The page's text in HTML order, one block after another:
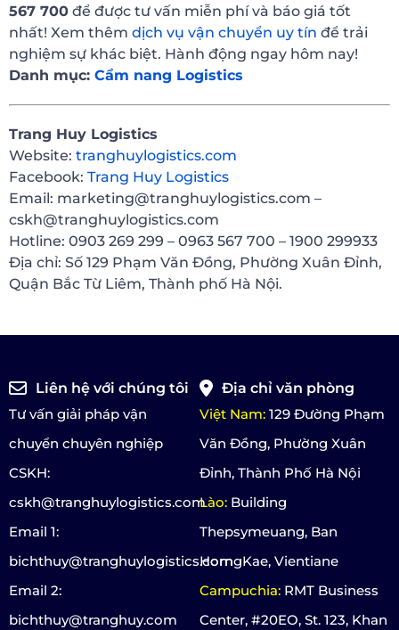
567 700 để được tư vấn miễn phí và báo giá tốt
nhất! Xem thêm dịch vụ vận chuyển uy tín để trải
nghiệm sự khác biệt. Hành động ngay hôm nay!
Danh mục: Cẩm nang Logistics
Trang Huy Logistics
Website: tranghuylogistics.com
Facebook: Trang Huy Logistics
Email: marketing@tranghuylogistics.com –
cskh@tranghuylogistics.com
Hotline: 0903 269 299 – 0963 567 700 – 1900 299933
Địa chỉ: Số 129 Phạm Văn Đồng, Phường Xuân Đỉnh,
Quận Bắc Từ Liêm, Thành phố Hà Nội.
Liên hệ với chúng tôi
Tư vấn giải pháp vận
chuyển chuyên nghiệp
CSKH:
cskh@tranghuylogistics.com
Email 1:
bichthuy@tranghuylogistics.com
Email 2:
bichthuy@tranghuy.com
Địa chỉ văn phòng
Việt Nam: 129 Đường Phạm
Văn Đồng, Phường Xuân
Đỉnh, Thành Phố Hà Nội
Lào: Building
Thepsymeuang, Ban
HorngKae, Vientiane
Campuchia: RMT Business
Center, #20EO, St. 123, Khan